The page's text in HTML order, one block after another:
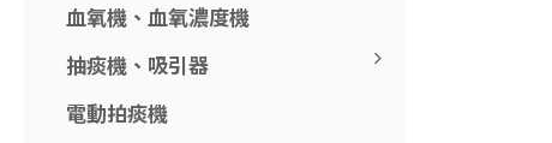
血氧機、血氧濃度機
抽痰機、吸引器
電動拍痰機